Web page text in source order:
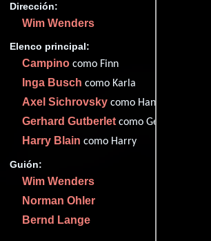
Dirección:
Wim Wenders
Elenco principal:
Campino como Finn
Inga Busch como Karla
Axel Sichrovsky como Hans
Gerhard Gutberletcomo Gerhard
Harry Blain como Harry
Guión:
Wim Wenders
Norman Ohler
Bernd Lange